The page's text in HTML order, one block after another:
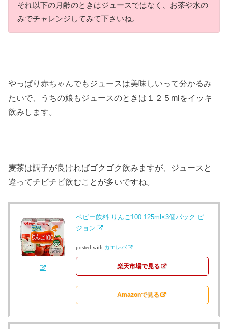
それ以下の月齢のときはジュースではなく、お茶や水の
みでチャレンジしてみて下さいね。
やっぱり赤ちゃんでもジュースは美味しいって分かるみ
たいで、うちの娘もジュースのときは１２５mlをイッキ
飲みします。
麦茶は調子が良ければゴクゴク飲みますが、ジュースと
違ってチビチビ飲むことが多いですね。
ベビー飲料 りんご100 125ml×3個パック ピ
ジョン
posted with カエレバ
楽天市場で見る
Amazonで見る